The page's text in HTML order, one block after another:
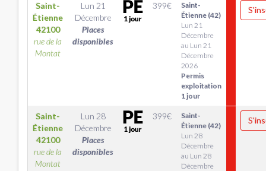
Saint-
Étienne
42100
rue de la
Montat
Lun 21
Décembre
Places
disponibles
399€
Saint-
Étienne (42)
Lun 21
Décembre
au Lun 21
Décembre
2026
Permis
exploitation
1 jour
Saint-
Étienne
42100
rue de la
Montat
Lun 28
Décembre
Places
disponibles
399€
Saint-
Étienne (42)
Lun 28
Décembre
au Lun 28
Décembre